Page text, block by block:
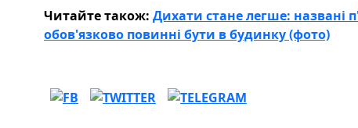
Читайте також: Дихати стане легше: названі
обов'язково повинні бути в будинку (фото)